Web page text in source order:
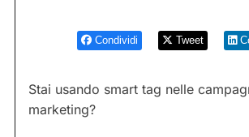
Condividi Tweet
Stai usando smart tag nelle
marketing?